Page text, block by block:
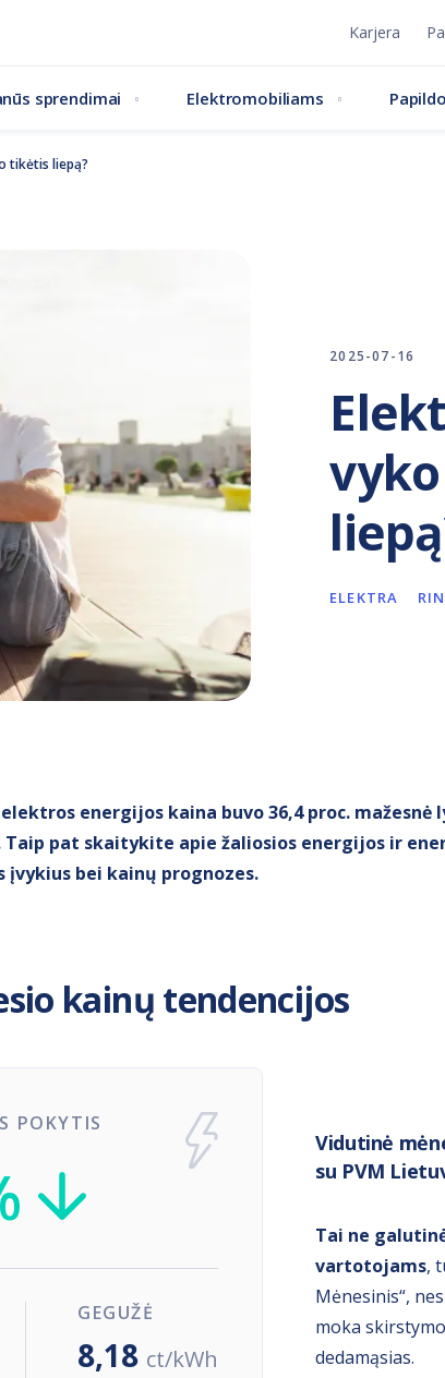
Karjera
sprendimai Elektromobiliams
tikėtis liepą?
2025-07-16
ELEKTRA
energijos kaina buvo 36,4 proc. mažesnė
Taip pat skaitykite apie žaliosios energijos ir
įvykius bei kainų prognozes.
kainų tendencijos
POKYTIS
GEGUŽĖ
8,18 ct/kWh
Vidutinė
su PVM
Tai ne
vartotojams,
Mėnesinis“,
moka
dedamąsias.